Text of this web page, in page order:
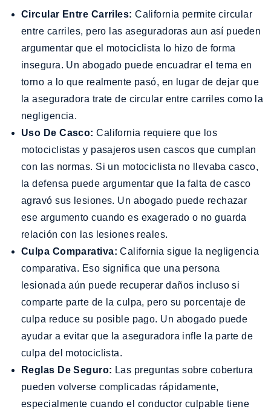
Circular Entre Carriles:California permite circular
entre carriles, pero las aseguradoras aun así pueden
argumentar que el motociclista lo hizo de forma
insegura. Un abogado puede encuadrar el tema en
torno a lo que realmente pasó, en lugar de dejar que
la aseguradora trate de circular entre carriles como la
negligencia.
Uso De Casco:California requiere que los
motociclistas y pasajeros usen cascos que cumplan
con las normas. Si un motociclista no llevaba casco,
la defensa puede argumentar que la falta de casco
agravó sus lesiones. Un abogado puede rechazar
ese argumento cuando es exagerado o no guarda
relación con las lesiones reales.
Culpa Comparativa:California sigue la negligencia
comparativa. Eso significa que una persona
lesionada aún puede recuperar daños incluso si
comparte parte de la culpa, pero su porcentaje de
culpa reduce su posible pago. Un abogado puede
ayudar a evitar que la aseguradora infle la parte de
culpa del motociclista.
Reglas De Seguro: Las preguntas sobre cobertura
pueden volverse complicadas rápidamente,
especialmente cuando el conductor culpable tiene